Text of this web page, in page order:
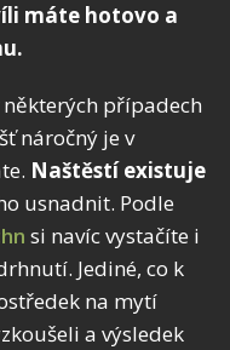
máte hotovo a
případech
náročný je v
Naštěstí existuje
usnadnit. Podle
si navíc vystačíte i
Jediné, co k
na mytí
a výsledek